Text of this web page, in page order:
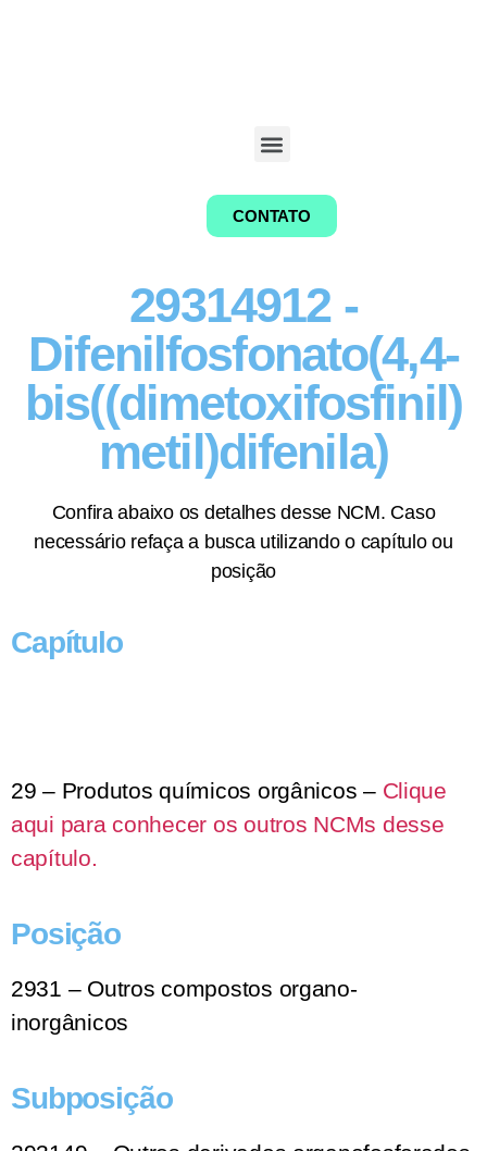
CONTATO
29314912 -
Difenilfosfonato(4,4-
bis((dimetoxifosfinil)
metil)difenila)
Confira abaixo os detalhes desse NCM. Caso
necessário refaça a busca utilizando o capítulo ou
posição
Capítulo
29 – Produtos químicos orgânicos – Clique
aqui para conhecer os outros NCMs desse
capítulo.
Posição
2931 – Outros compostos organo-
inorgânicos
Subposição